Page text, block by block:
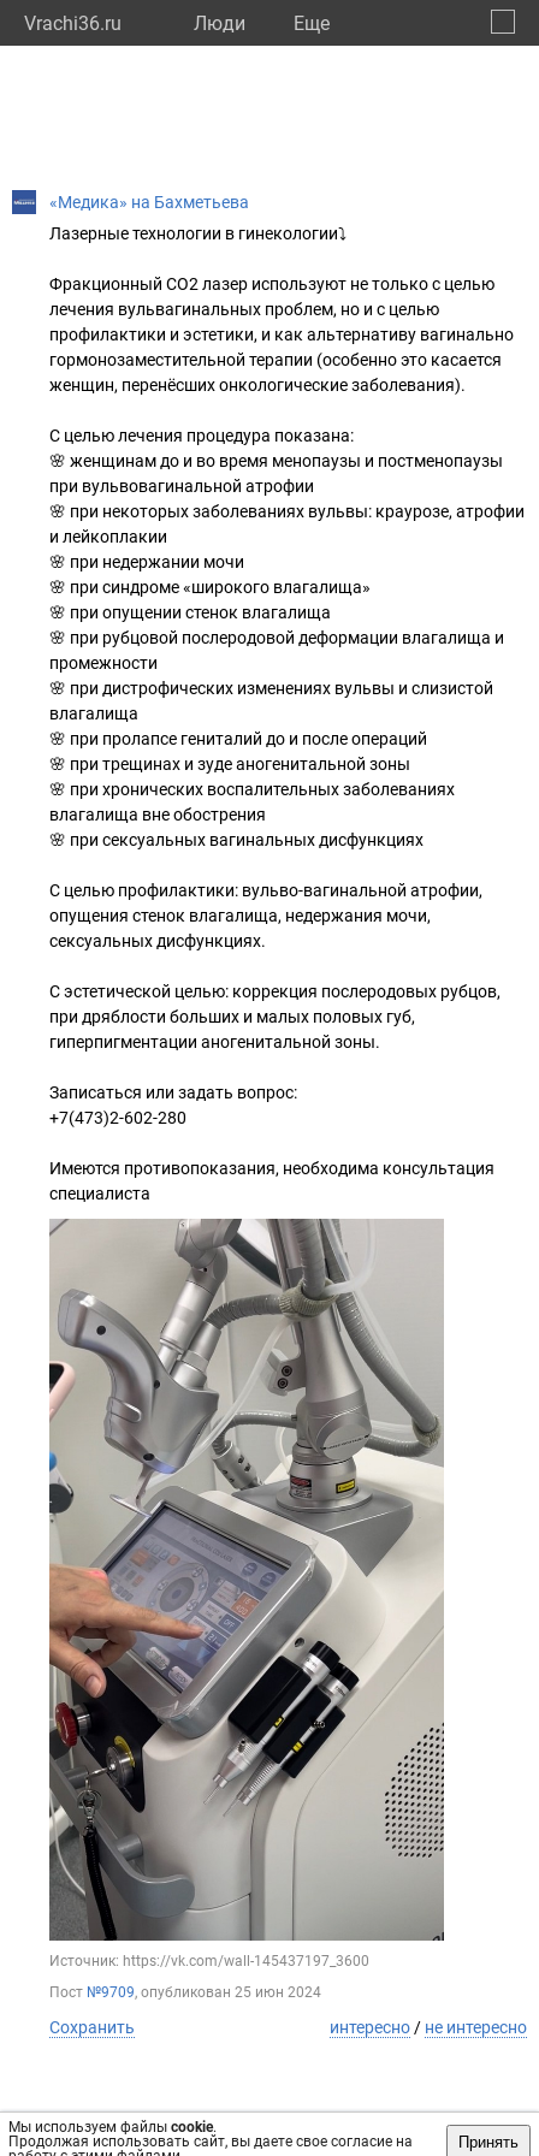
Vrachi36.ru Люди Eще
Мы используем файлы cookie.
Продолжая использовать сайт, вы даете свое согласие на
Принять
«Медика» на Бахметьева
Лазерные технологии в гинекологии⤵️
Фракционный СО2 лазер используют не только с целью
лечения вульвагинальных проблем, но и с целью
профилактики и эстетики, и как альтернативу вагинально
гормонозаместительной терапии (особенно это касается
женщин, перенёсших онкологические заболевания).
С целью лечения процедура показана:
🌸 женщинам до и во время менопаузы и постменопаузы
при вульвовагинальной атрофии
🌸 при некоторых заболеваниях вульвы: краурозе, атрофии
и лейкоплакии
🌸 при недержании мочи
🌸 при синдроме «широкого влагалища»
🌸 при опущении стенок влагалища
🌸 при рубцовой послеродовой деформации влагалища и
промежности
🌸 при дистрофических изменениях вульвы и слизистой
влагалища
🌸 при пролапсе гениталий до и после операций
🌸 при трещинах и зуде аногенитальной зоны
🌸 при хронических воспалительных заболеваниях
влагалища вне обострения
🌸 при сексуальных вагинальных дисфункциях
С целью профилактики: вульво-вагинальной атрофии,
опущения стенок влагалища, недержания мочи,
сексуальных дисфункциях.
С эстетической целью: коррекция послеродовых рубцов,
при дряблости больших и малых половых губ,
гиперпигментации аногенитальной зоны.
Записаться или задать вопрос:
+7(473)2-602-280
Имеются противопоказания, необходима консультация
специалиста
Источник: https://vk.com/wall-145437197_3600
Пост №9709, опубликован 25 июн 2024
Сохранить интересно / не интересно